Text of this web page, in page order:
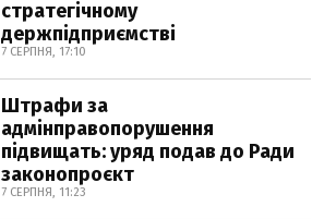
стратегічному
держпідприємстві
7 СЕРПНЯ, 17:10
Штрафи за
адмінправопорушення
підвищать: уряд подав до Ради
законопроєкт
7 СЕРПНЯ, 11:23